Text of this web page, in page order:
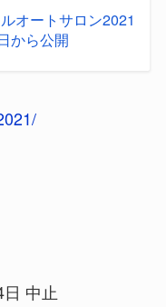
オートサロン2021
から公開
中止